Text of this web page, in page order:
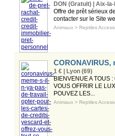
DON (Gratuit) | Aix-
Offre de prêt sérieux
contacter sur le Site
Animaux> Reptiles
1 € | Lyon (69)
BIENVENUE A TOUS
VOUS OFFRIR LE
POUVEZ LES...
Animaux> Reptiles